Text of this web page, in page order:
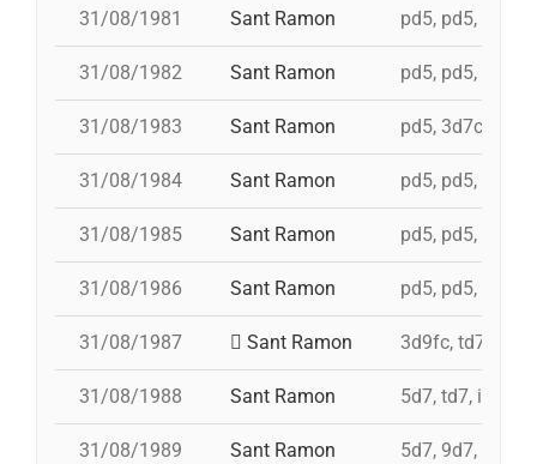
31/08/1981 Sant Ramon pd5, pd5, pd5,
31/08/1982 Sant Ramon pd5, pd5, pd5,
31/08/1983 Sant Ramon pd5, 3d7c,
31/08/1984 Sant Ramon pd5, pd5, pd5,
31/08/1985 Sant Ramon pd5, pd5, pd5,
31/08/1986 Sant Ramon pd5, pd5, pd5,
31/08/1987 Sant Ramon 3d9fc, td7, 4d8,
31/08/1988 Sant Ramon 5d7, td7, id
31/08/1989 Sant Ramon 5d7, 9d7, 4d8